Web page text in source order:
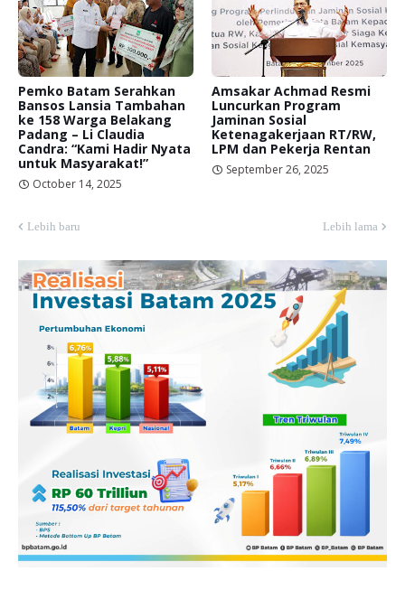
Pemko Batam Serahkan
Bansos Lansia Tambahan
ke 158 Warga Belakang
Padang – Li Claudia
Candra: “Kami Hadir Nyata
untuk Masyarakat!”
October 14, 2025
Amsakar Achmad Resmi
Luncurkan Program
Jaminan Sosial
Ketenagakerjaan RT/RW,
LPM dan Pekerja Rentan
September 26, 2025
Lebih baru Lebih lama